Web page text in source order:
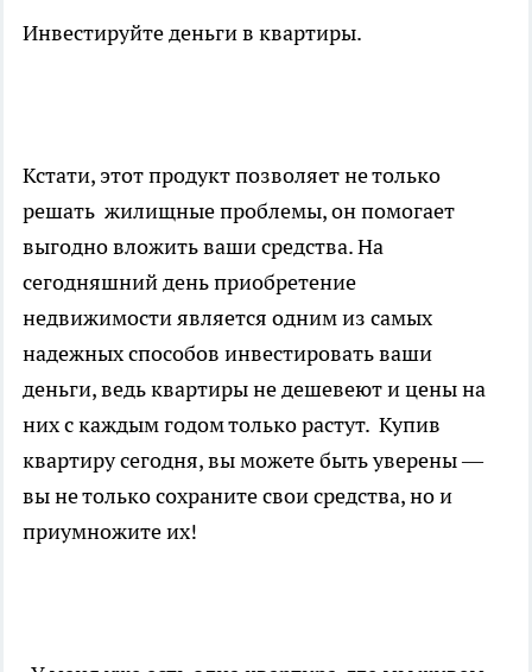
Инвестируйте деньги в квартиры.
Кстати, этот продукт позволяет не только
решать жилищные проблемы, он помогает
выгодно вложить ваши средства. На
сегодняшний день приобретение
недвижимости является одним из самых
надежных способов инвестировать ваши
деньги, ведь квартиры не дешевеют и цены на
них с каждым годом только растут. Купив
квартиру сегодня, вы можете быть уверены —
вы не только сохраните свои средства, но и
приумножите их!